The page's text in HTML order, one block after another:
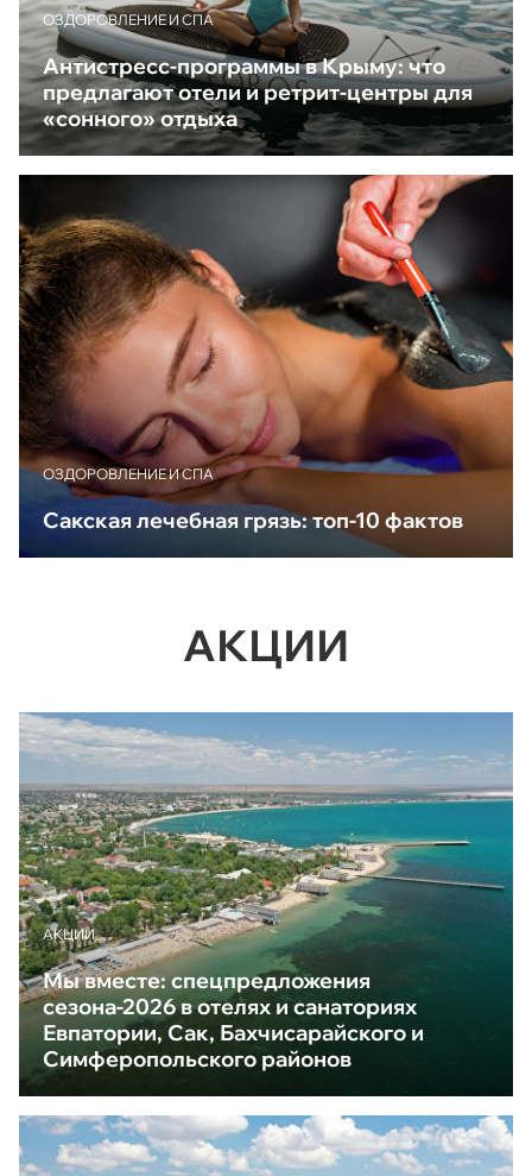
ОЗДОРОВЛЕНИЕ И СПА
Антистресс-программы в Крыму: что
предлагают отели и ретрит-центры для
«сонного» отдыха
ОЗДОРОВЛЕНИЕ И СПА
Сакская лечебная грязь: топ-10 фактов
АКЦИИ
АКЦИИ
Мы вместе: спецпредложения
сезона-2026 в отелях и санаториях
Евпатории, Сак, Бахчисарайского и
Симферопольского районов